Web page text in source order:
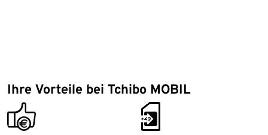
Ihre Vorteile bei Tchibo MOBIL
promotion_thumb number_transfer